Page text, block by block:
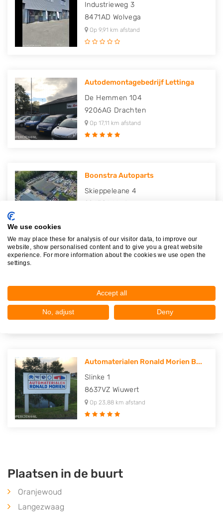
Industrieweg 3
8471AD Wolvega
Op 9,91 km afstand
Autodemontagebedrijf Lettinga
De Hemmen 104
9206AG Drachten
Op 17,11 km afstand
Boonstra Autoparts
Skieppeleane 4
9247CA
Ureterp
Folgeralaan 37
9207AJ Drachten
Automaterialen Ronald Morien B...
Slinke 1
8637VZ Wiuwert
Op 23,88 km afstand
Plaatsen in de buurt
Oranjewoud
Langezwaag
We use cookies
We may place these for analysis of our visitor data, to improve our
website, show personalised content and to give you a great website
experience. For more information about the cookies we use open the
settings.
Accept all
No, adjust Deny